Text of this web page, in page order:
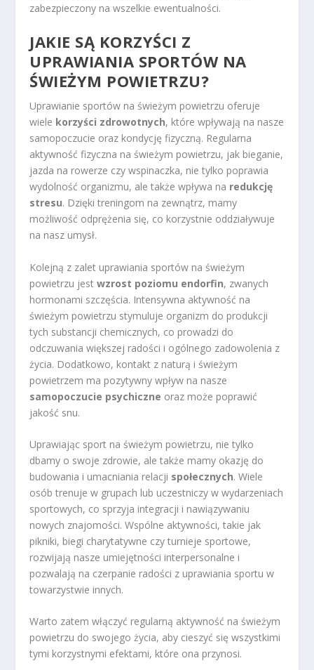
zabezpieczony na wszelkie ewentualności.
JAKIE SĄ KORZYŚCI Z
UPRAWIANIA SPORTÓW NA
ŚWIEŻYM POWIETRZU?
Uprawianie sportów na świeżym powietrzu oferuje
wiele korzyści zdrowotnych, które wpływają na nasze
samopoczucie oraz kondycję fizyczną. Regularna
aktywność fizyczna na świeżym powietrzu, jak bieganie,
jazda na rowerze czy wspinaczka, nie tylko poprawia
wydolność organizmu, ale także wpływa na redukcję
stresu. Dzięki treningom na zewnątrz, mamy
możliwość odprężenia się, co korzystnie oddziaływuje
na nasz umysł.
Kolejną z zalet uprawiania sportów na świeżym
powietrzu jestwzrost poziomu endorfin, zwanych
hormonami szczęścia. Intensywna aktywność na
świeżym powietrzu stymuluje organizm do produkcji
tych substancji chemicznych, co prowadzi do
odczuwania większej radości i ogólnego zadowolenia z
życia. Dodatkowo, kontakt z naturą i świeżym
powietrzem ma pozytywny wpływ na nasze
samopoczucie psychiczne oraz może poprawić
jakość snu.
Uprawiając sport na świeżym powietrzu, nie tylko
dbamy o swoje zdrowie, ale także mamy okazję do
budowania i umacniania relacji społecznych. Wiele
osób trenuje w grupach lub uczestniczy w wydarzeniach
sportowych, co sprzyja integracji i nawiązywaniu
nowych znajomości. Wspólne aktywności, takie jak
pikniki, biegi charytatywne czy turnieje sportowe,
rozwijają nasze umiejętności interpersonalne i
pozwalają na czerpanie radości z uprawiania sportu w
towarzystwie innych.
Warto zatem włączyć regularną aktywność na świeżym
powietrzu do swojego życia, aby cieszyć się wszystkimi
tymi korzystnymi efektami, które ona przynosi.